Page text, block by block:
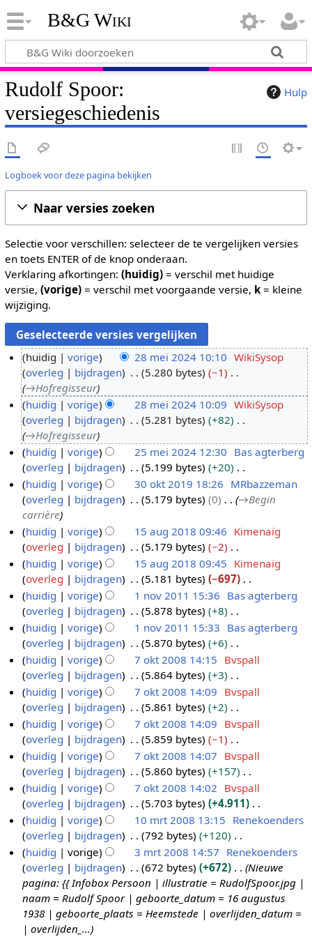
B&G Wiki
Hulp
Rudolf Spoor:
versiegeschiedenis
Logboek voor deze pagina bekijken
Naar versies zoeken
Selectie voor verschillen: selecteer de te vergelijken versies
en toets ENTER of de knop onderaan.
Verklaring afkortingen: (huidig)= verschil met huidige
versie, (vorige)= verschil met voorgaande versie, k= kleine
wijziging.
m
2
2
huidig vorige 28 mei 2024 10:10 WikiSysop
overleg
bijdragen 5.280 bytes
−1
→Hofregisseur
huidig
vorige 28 mei 2024 10:09 WikiSysop
overleg
bijdragen 5.281 bytes
+82
→Hofregisseur
5
0
4
huidig vorige 25 mei 2024 12:30 Bas agterberg
overleg
bijdragen 5.199 bytes
+20
G
e
e
n
b
e
w
e
r
k
i
n
g
s
s
a
m
e
n
v
a
t
t
i
n
g
o
0
9
huidig vorige 30 okt 2019 18:26 MRbazzeman
overleg
bijdragen 5.179 bytes 0 →Begin
carrière
5
u
2
1
huidig vorige 15 aug 2018 09:46 Kimenaig
overleg
bijdragen 5.179 bytes
−2
G
e
e
n
b
e
w
e
r
k
i
n
g
s
s
a
m
e
n
v
a
t
t
i
n
huidig vorige 15 aug 2018 09:45 Kimenaig
overleg
bijdragen 5.181 bytes
−697
G
e
e
n
b
e
w
e
r
k
i
n
g
s
s
a
m
e
n
v
a
t
n
v
0
1
huidig vorige 1 nov 2011 15:36 Bas agterberg
overleg
bijdragen 5.878 bytes
+8
G
e
e
n
b
e
w
e
r
k
i
n
g
s
s
a
m
e
n
v
a
huidig vorige 1 nov 2011 15:33 Bas agterberg
overleg
bijdragen 5.870 bytes
+6
G
e
e
n
b
e
w
e
r
k
i
n
g
s
s
a
m
e
n
o
0
8
huidig vorige 7 okt 2008 14:15 Bvspall
overleg
bijdragen 5.864 bytes
+3
G
e
e
n
b
e
w
e
r
k
i
n
g
s
s
a
huidig vorige 7 okt 2008 14:09 Bvspall
overleg
bijdragen 5.861 bytes
+2
G
e
e
n
b
e
w
e
r
k
i
n
g
s
huidig vorige 7 okt 2008 14:09 Bvspall
overleg
bijdragen 5.859 bytes
−1
G
e
e
n
b
e
w
e
r
k
n
huidig vorige 7 okt 2008 14:07 Bvspall
overleg
bijdragen 5.860 bytes
+157
G
e
e
n
b
e
w
e
r
k
huidig vorige 7 okt 2008 14:02 Bvspall
overleg
bijdragen 5.703 bytes
+4.911
G
e
e
n
b
e
w
e
0
huidig vorige 10 mrt 2008 13:15 Renekoenders
overleg
bijdragen 792 bytes
+120
G
e
e
n
b
e
huidig vorige 3 mrt 2008 14:57 Renekoenders
overleg
bijdragen 672 bytes +672
Nieuwe
pagina: {{ Infobox Persoon | illustratie = RudolfSpoor.jpg |
naam = Rudolf Spoor | geboorte_datum = 16 augustus
1938 | geboorte_plaats = Heemstede | overlijden_datum =
| overlijden_...